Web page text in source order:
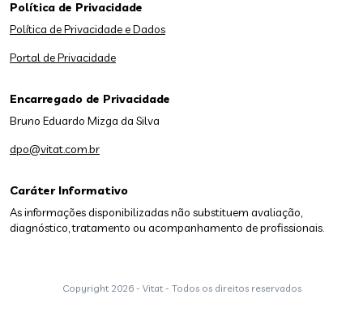
Caráter Informativo
As informações disponibilizadas não substituem avaliação,
diagnóstico, tratamento ou acompanhamento de profissionais.
Política de Privacidade
Política de Privacidade e Dados
Portal de Privacidade
Encarregado de Privacidade
Bruno Eduardo Mizga da Silva
dpo@vitat.com.br
Copyright 2026 - Vitat - Todos os direitos reservados